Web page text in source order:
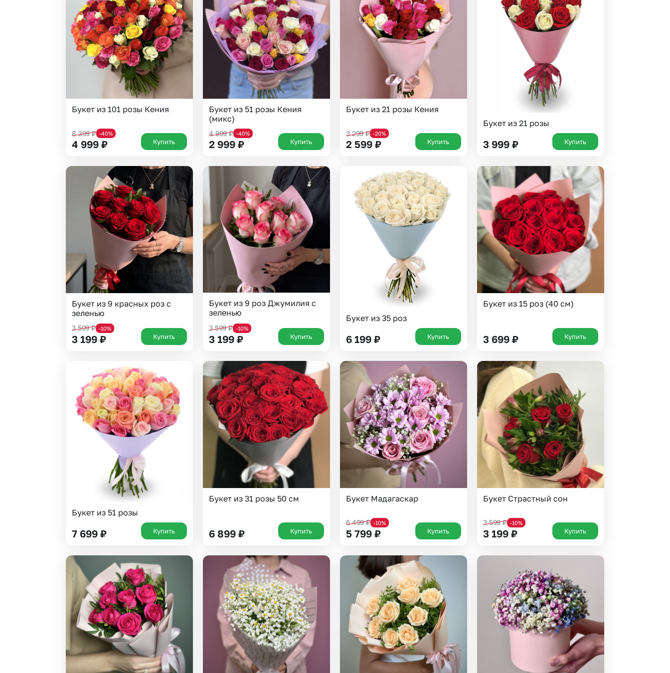
Гвоздики
Гипсофила
Гортензии
Ирисы
Сухоцветы
Фрезия
Эустома
Insta букеты
Хиты продаж
До 10000 рублей
Черная пятница
Выбор покупателей
Все категории
Все получатели
Букет из 101 розы Кения
8 399₽ -40%
4 999 ₽ Купить
Букет из 51 розы Кения
(микс)
4 999₽ -40%
2 999 ₽ Купить
Букет из 21 розы Кения
3 299₽ -20%
2 599 ₽ Купить
Букет из 21 розы
3 999 ₽ Купить
Букет из 9 красных роз с
зеленью
3 599₽ -10%
3 199 ₽ Купить
Букет из 9 роз Джумилия с
зеленью
3 599₽ -10%
3 199 ₽ Купить
Букет из 35 роз
6 199 ₽ Купить
Букет из 15 роз (40 см)
3 699 ₽ Купить
Букет из 51 розы
7 699 ₽ Купить
Букет из 31 розы 50 см
6 899 ₽ Купить
Букет Мадагаскар
6 499₽ -10%
5 799 ₽ Купить
Букет Страстный сон
3 599₽ -10%
3 199 ₽ Купить